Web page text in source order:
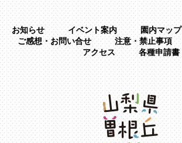
お知らせ イベント案内 園内マップ
ご感想・お問い合せ
注意・禁止事項
アクセス
各種申請書